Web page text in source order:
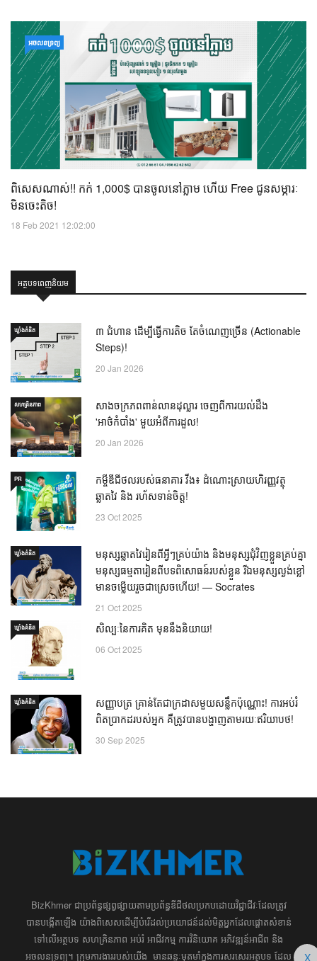
អចលនទ្រព្យ
ពិសេសណាស់!! កក់ 1,000$ បានចូលនៅភ្លាម ហើយ Free ជូនសម្ភារៈ
មិនចេះតិច!
18 Feb 2021 12:02:00
អត្ថបទពេញនិយម
ឃ្លាំង​គំនិត
៣ ជំហាន ដើម្បីធ្វើការតិច តែចំណេញច្រើន (Actionable
Steps)!
20 Jan 2026
សហគ្រិនភាព
សាងចក្រភពពាន់លានដុល្លារ ចេញពីការយល់ដឹង
'អាថ៌កំបាំង' មួយអំពីការដួល!
20 Jan 2026
PR
កម្ចីឌីជីថលរបស់ធនាគារ វីង៖ ដំណោះស្រាយហិរញ្ញវត្ថុ
ឆ្លាតវៃ និង រហ័សទាន់ចិត្ត!
23 Oct 2025
ឃ្លាំង​គំនិត
មនុស្សឆ្លាតវៃរៀនពីអ្វីៗគ្រប់យ៉ាង និងមនុស្សជុំវិញខ្លួនគ្រប់គ្នា
មនុស្សធម្មតារៀនពីបទពិសោធន៍របស់ខ្លួន រីឯមនុស្សល្ងង់ខ្លៅ
មានចម្លើយរួចជាស្រេចហើយ! — Socrates
21 Oct 2025
ឃ្លាំង​គំនិត សិល្បៈនៃការគិត មុននឹងនិយាយ!
06 Oct 2025
ឃ្លាំង​គំនិត
សញ្ញាបត្រ គ្រាន់តែជាក្រដាសមួយសន្លឹកប៉ុណ្ណោះ! ការអប់រំ
ពិតប្រាកដរបស់អ្នក គឺត្រូវបានបង្ហាញតាមរយៈឥរិយាបថ!
30 Sep 2025
BizKhmer ​ជា​​ប្រព័ន្ធ​ផ្សព្វផ្សាយ​តាម​ប្រព័ន្ធ​ឌីជីថល​​​ប្រកប​ដោយ​វិជ្ជាជីវៈ​ដែល​​​ត្រូវ​
បាន​បង្កើតឡើង យ៉ាង​ពិសេស​​ដើម្បី​បំរើ​ដល់​ប្រយោជន៍​​​ដល់​មិត្ត​អ្នក​ដែល​ផ្ដោត​សំខាន់​
ទៅ​លើ​អត្ថបទ​ សហគ្រិន​ភាព អប់រំ ​​អាជីវកម្ម​ ​ការ​វិនិយោគ​ ​អភិវឌ្ឍន៍​អាជីព​ និង​
អចលនទ្រព្យ។ ​ក្រុម​​ការងារ​របស់​យើង​ ​​ មាន​ឆន្ទៈ​​មុតមាំ​​​ក្នុង​​ការ​សរសេរ​​អត្ថបទ​​ ដែល​
X